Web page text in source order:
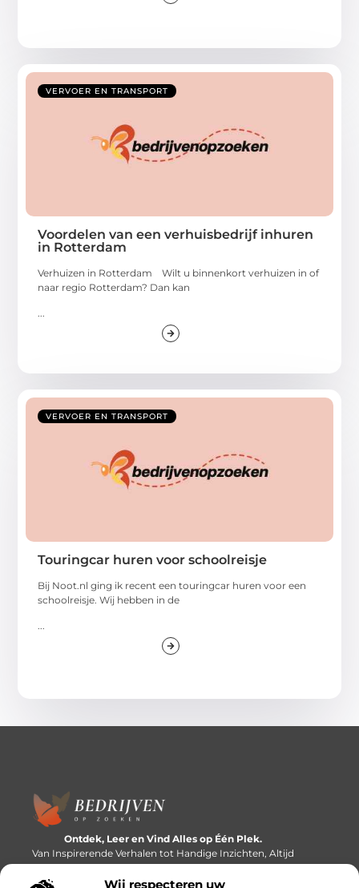
Wij respecteren uw
VERVOER EN TRANSPORT
Voordelen van een verhuisbedrijf inhuren
in Rotterdam
Verhuizen in Rotterdam Wilt u binnenkort verhuizen in of
naar regio Rotterdam? Dan kan
VERVOER EN TRANSPORT
Touringcar huren voor schoolreisje
Bij Noot.nl ging ik recent een touringcar huren voor een
schoolreisje. Wij hebben in de
...
Ontdek, Leer en Vind Alles op Één Plek.
Van Inspirerende Verhalen tot Handige Inzichten, Altijd
Binnen Handbereik.